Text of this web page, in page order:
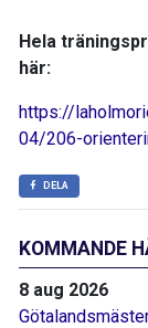
KOMMANDE
8 aug 2026
Hela
här:
https://
04/206-
DELA